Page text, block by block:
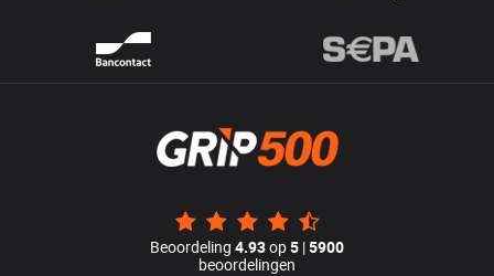
Beoordeling 4.93op5 |5900
beoordelingen